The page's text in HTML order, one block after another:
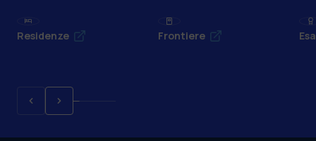
Residenze Frontiere